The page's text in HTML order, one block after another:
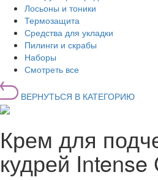
Лосьоны и тоники
Термозащита
Средства для укладки
Пилинги и скрабы
Наборы
Смотреть все
ВЕРНУТЬСЯ В КАТЕГОРИЮ
Крем для
кудрей Intense